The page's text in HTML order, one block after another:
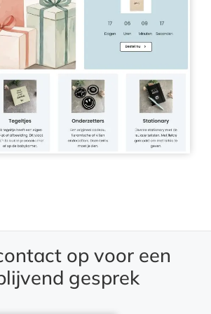
op voor een
gesprek